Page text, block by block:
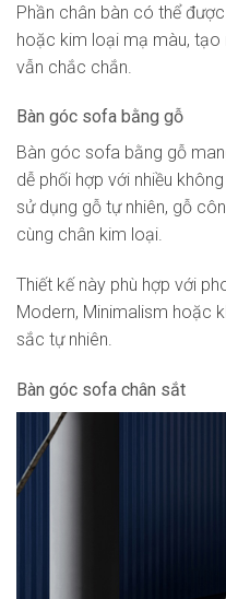
Phần chân bàn có thể
hoặc kim loại mạ màu, tạo
vẫn chắc chắn.
Bàn góc sofa bằng gỗ
Bàn góc sofa bằng gỗ
dễ phối hợp với nhiều
sử dụng gỗ tự nhiên, gỗ
cùng chân kim loại.
Thiết kế này phù hợp với
Modern, Minimalism hoặc
sắc tự nhiên.
Bàn góc sofa chân sắt